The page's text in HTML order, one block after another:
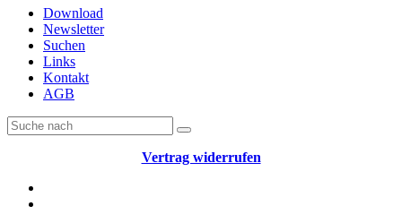
Download
Newsletter
Suchen
Links
Kontakt
AGB
Vertrag widerrufen